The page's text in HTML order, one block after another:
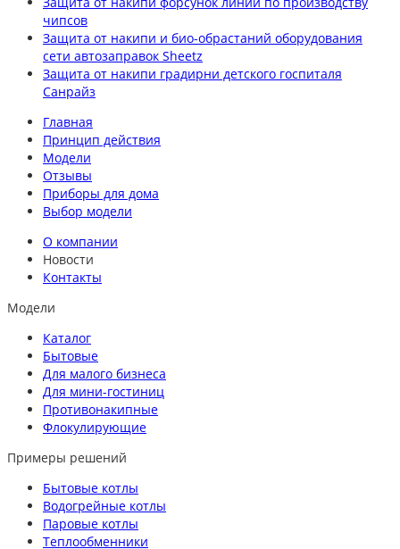
чипсов
Защита от накипи и био-обрастаний оборудования
сети автозаправок Sheetz
Защита от накипи градирни детского госпиталя
Санрайз
Главная
Принцип действия
Модели
Отзывы
Приборы для дома
Выбор модели
О компании
Новости
Контакты
Модели
Каталог
Бытовые
Для малого бизнеса
Для мини-гостиниц
Противонакипные
Флокулирующие
Примеры решений
Бытовые котлы
Водогрейные котлы
Паровые котлы
Теплообменники